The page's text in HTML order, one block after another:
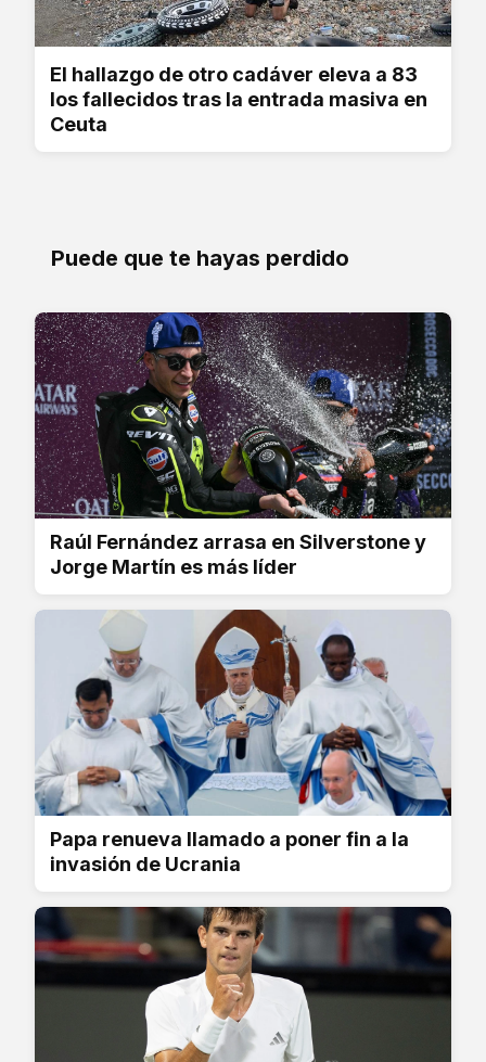
El hallazgo de otro cadáver eleva a 83
los fallecidos tras la entrada masiva en
Ceuta
Puede que te hayas perdido
Raúl Fernández arrasa en Silverstone y
Jorge Martín es más líder
Papa renueva llamado a poner fin a la
invasión de Ucrania